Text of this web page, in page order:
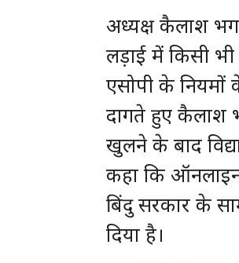
अध्यक्ष कैलाश
लड़ाई में किसी
एसोपी के
दागते हुए कैलाश
खुलने के बाद
कहा कि
बिंदु सरकार के
दिया है।